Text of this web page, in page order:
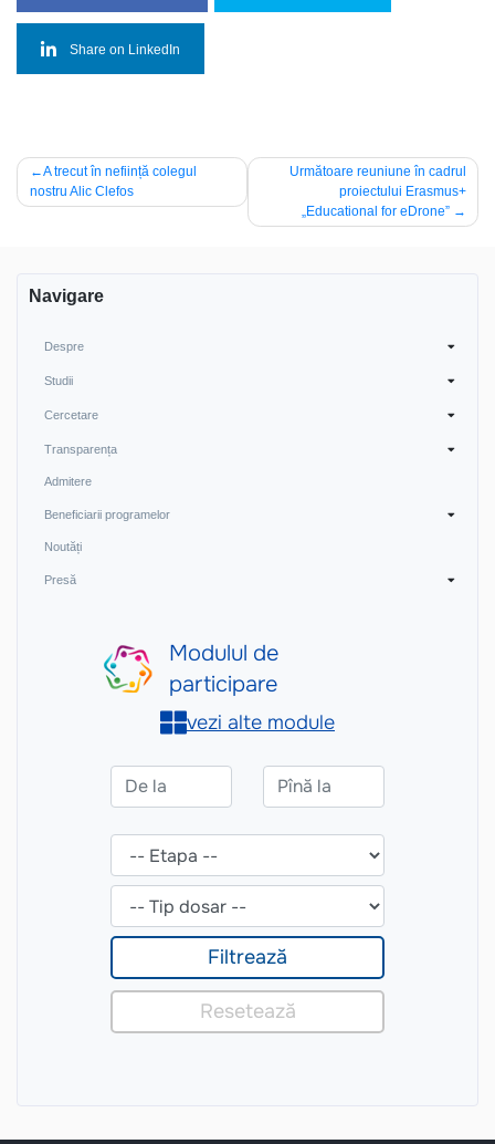
Share on LinkedIn
Navigare
în
A trecut în neființă colegul
nostru Alic Clefos
Următoare reuniune în cadrul
proiectului Erasmus+
„Educational for eDrone”
Navigare
Despre
Studii
Cercetare
Transparența
Admitere
Beneficiarii programelor
Noutăți
Presă